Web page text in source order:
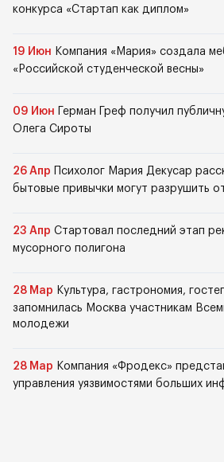
конкурса «Стартап как диплом»
19 Июн Компания «Мария» создала
«Российской студенческой весны»
09 Июн
Герман Греф получил
Олега Сироты
26 Апр
Психолог Мария Декусар
бытовые привычки могут разрушить
23 Апр Стартовал последний этап
мусорного полигона
28 Мар Культура, гастрономия,
запомнилась Москва участникам
молодежи
28 Мар Компания «Фродекс»
управления уязвимостями больших